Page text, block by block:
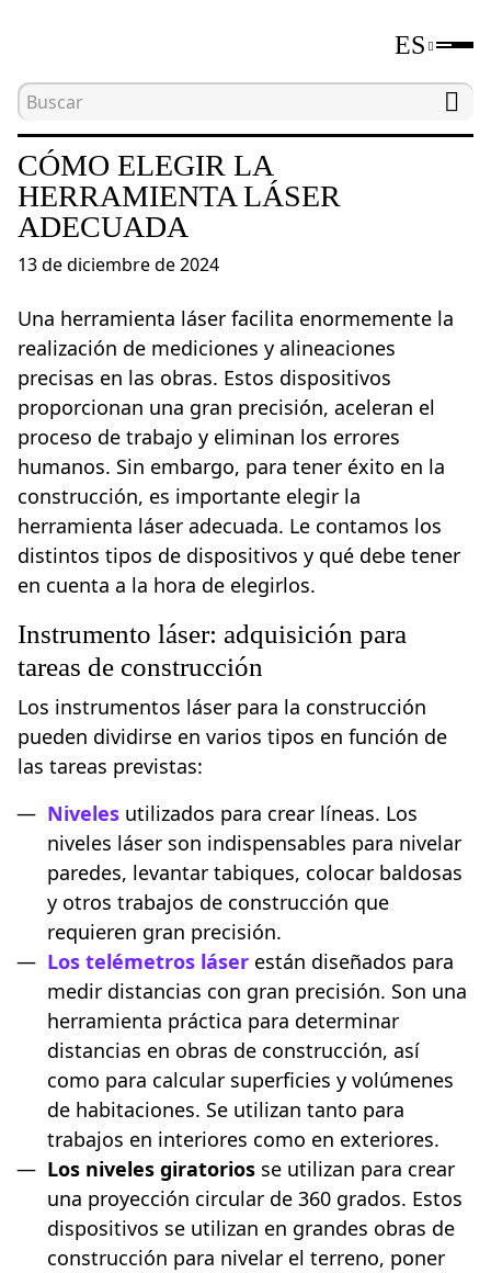
ES
Inicio Cómo elegir la herramienta láser
CÓMO ELEGIR LA
HERRAMIENTA LÁSER
ADECUADA
13 de diciembre de 2024
Una herramienta láser facilita enormemente la
realización de mediciones y alineaciones
precisas en las obras. Estos dispositivos
proporcionan una gran precisión, aceleran el
proceso de trabajo y eliminan los errores
humanos. Sin embargo, para tener éxito en la
construcción, es importante elegir la
herramienta láser adecuada. Le contamos los
distintos tipos de dispositivos y qué debe tener
en cuenta a la hora de elegirlos.
Instrumento láser: adquisición para
tareas de construcción
Los instrumentos láser para la construcción
pueden dividirse en varios tipos en función de
las tareas previstas:
Niveles utilizados para crear líneas. Los
niveles láser son indispensables para nivelar
paredes, levantar tabiques, colocar baldosas
y otros trabajos de construcción que
requieren gran precisión.
Los telémetros láser están diseñados para
medir distancias con gran precisión. Son una
herramienta práctica para determinar
distancias en obras de construcción, así
como para calcular superficies y volúmenes
de habitaciones. Se utilizan tanto para
trabajos en interiores como en exteriores.
Los niveles giratorios se utilizan para crear
una proyección circular de 360 grados. Estos
dispositivos se utilizan en grandes obras de
construcción para nivelar el terreno, poner